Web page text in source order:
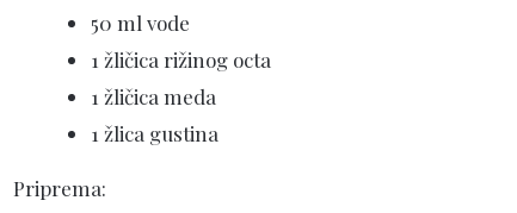
50 ml vode
1 žličica rižinog octa
1 žličica meda
1 žlica gustina
Priprema: